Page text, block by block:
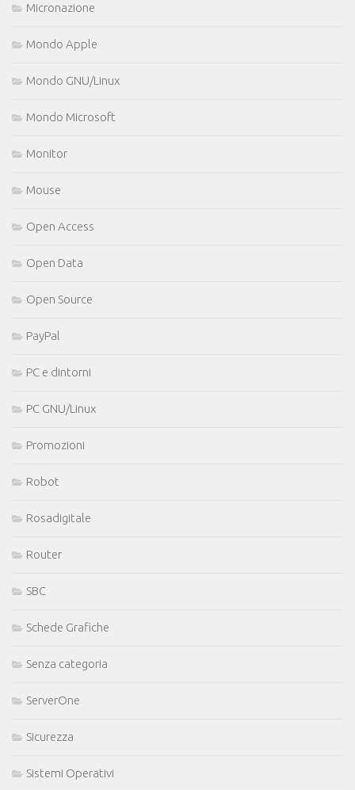
Micronazione
Mondo Apple
Mondo GNU/Linux
Mondo Microsoft
Monitor
Mouse
Open Access
Open Data
Open Source
PayPal
PC e dintorni
PC GNU/Linux
Promozioni
Robot
Rosadigitale
Router
SBC
Schede Grafiche
Senza categoria
ServerOne
Sicurezza
Sistemi Operativi